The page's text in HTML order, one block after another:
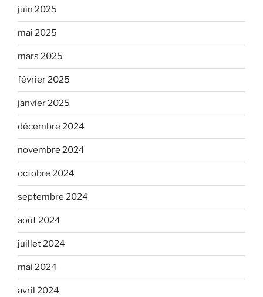
juin 2025
mai 2025
mars 2025
février 2025
janvier 2025
décembre 2024
novembre 2024
octobre 2024
septembre 2024
août 2024
juillet 2024
mai 2024
avril 2024